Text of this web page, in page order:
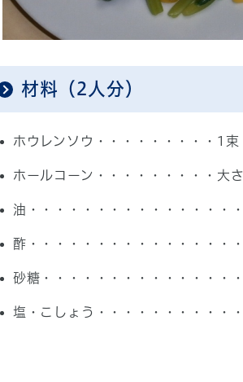
材料（2人分）
ホウレンソウ・・・・・・・・・1束
ホールコーン・・・・・・・・・大
油・・・・・・・・・・・・・・・
酢・・・・・・・・・・・・・・・
砂糖・・・・・・・・・・・・・・
塩・こしょう・・・・・・・・・・